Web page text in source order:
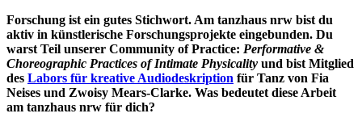
Forschung ist ein gutes Stichwort. Am tanzhaus nrw bist du
aktiv in künstlerische Forschungsprojekte eingebunden. Du
warst Teil unserer Community of Practice: Performative &
Choreographic Practices of Intimate Physicality und bist Mitglied
des Labors für kreative Audiodeskription für Tanz von Fia
Neises und Zwoisy Mears-Clarke. Was bedeutet diese Arbeit
am tanzhaus nrw für dich?